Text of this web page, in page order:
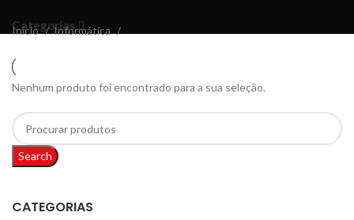
Categorias
CATEGORIAS
Início Informática
Nenhum produto foi encontrado para a sua seleção.
Search